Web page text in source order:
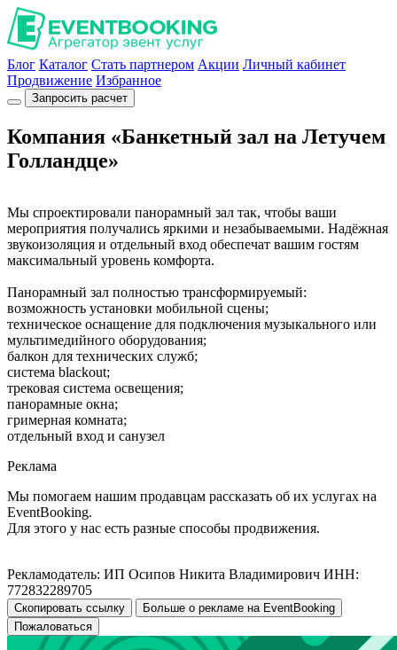
Блог Каталог Стать партнером Акции Личный кабинет
Продвижение Избранное
Запросить расчет
Компания «Банкетный зал на Летучем
Голландце»
Мы спроектировали панорамный зал так, чтобы ваши
мероприятия получались яркими и незабываемыми. Надёжная
звукоизоляция и отдельный вход обеспечат вашим гостям
максимальный уровень комфорта.
Панорамный зал полностью трансформируемый:
возможность установки мобильной сцены;
техническое оснащение для подключения музыкального или
мультимедийного оборудования;
балкон для технических служб;
система blackout;
трековая система освещения;
панорамные окна;
гримерная комната;
отдельный вход и санузел
Реклама
Мы помогаем нашим продавцам рассказать об их услугах на
EventBooking.
Для этого у нас есть разные способы продвижения.
Рекламодатель: ИП Осипов Никита Владимирович ИНН:
772832289705
Скопировать ссылку
Больше о рекламе на EventBooking
Пожаловаться